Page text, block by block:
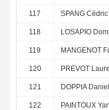
117 SPANG Cédric
118 LOSAPIO
119 MANGENOT
120 PREVOT
121 DOPPIA Daniel
122 PAINTOUX